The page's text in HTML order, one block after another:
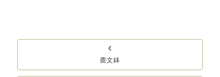
‹
鹿文鉢